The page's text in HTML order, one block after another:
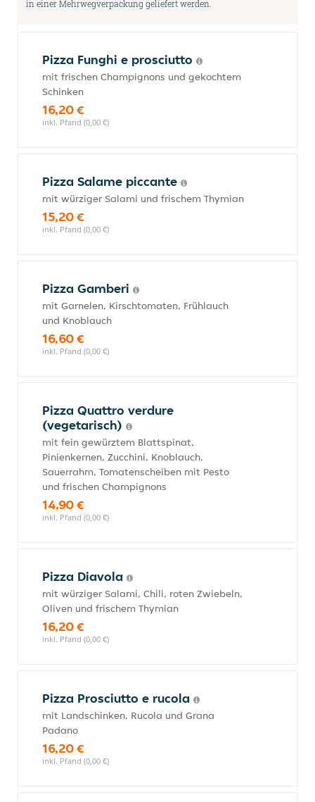
in einer Mehrwegverpackung geliefert werden.
Pizza Funghi e prosciutto
mit frischen Champignons und gekochtem
Schinken
16,20 €
inkl. Pfand (0,00 €)
Pizza Salame piccante
mit würziger Salami und frischem Thymian
15,20 €
inkl. Pfand (0,00 €)
Pizza Gamberi
mit Garnelen, Kirschtomaten, Frühlauch
und Knoblauch
16,60 €
inkl. Pfand (0,00 €)
Pizza Quattro verdure
(vegetarisch)
mit fein gewürztem Blattspinat,
Pinienkernen, Zucchini, Knoblauch,
Sauerrahm, Tomatenscheiben mit Pesto
und frischen Champignons
14,90 €
inkl. Pfand (0,00 €)
Pizza Diavola
mit würziger Salami, Chili, roten Zwiebeln,
Oliven und frischem Thymian
16,20 €
inkl. Pfand (0,00 €)
Pizza Prosciutto e rucola
mit Landschinken, Rucola und Grana
Padano
16,20 €
inkl. Pfand (0,00 €)